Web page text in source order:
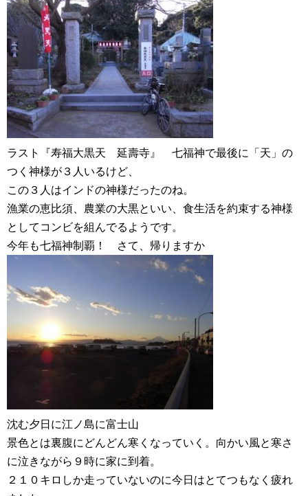
ラスト『寿福大黒天 延壽寺』 七福神で最後に「天」の
つく神様が３人いるけど、
この３人はインドの神様だったのね。
漁業の恵比須、農業の大黒といい、食生活を約束する神様
としてコンビを組んでるようです。
今年も七福神制覇！ さて、帰りますか
沈む夕日に江ノ島に富士山
景色とは裏腹にどんどん寒くなっていく。向かい風と寒さ
に泣きながら９時に家に到着。
２１０キロしか走っていないのに今日はとてつもなく疲れ